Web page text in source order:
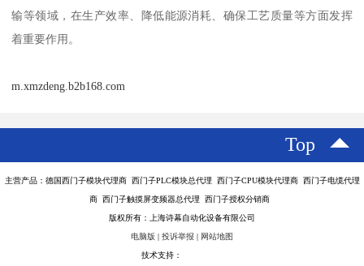
输等领域，在生产效率、降低能源消耗、确保工艺质量等方面发挥
着重要作用。
m.xmzdeng.b2b168.com
Top
主营产品：德国西门子模块代理商 西门子PLC模块总代理 西门子CPU模块代理商 西门子电缆代理
商 西门子触摸屏变频器总代理 西门子授权分销商
版权所有：上海诗幕自动化设备有限公司
电脑版 | 投诉举报 | 网站地图
技术支持：